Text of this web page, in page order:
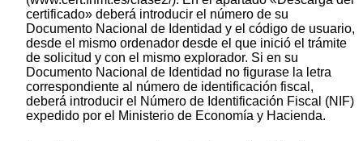
certificado» deberá introducir el número de su
Documento Nacional de Identidad y el código de usuario,
desde el mismo ordenador desde el que inició el trámite
de solicitud y con el mismo explorador. Si en su
Documento Nacional de Identidad no figurase la letra
correspondiente al número de identificación fiscal,
deberá introducir el Número de Identificación Fiscal (NIF)
expedido por el Ministerio de Economía y Hacienda.